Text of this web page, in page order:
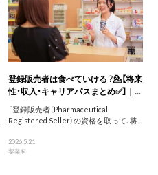
登録販売者は食べていける？💁【将来
性・収入・キャリアパスまとめ✅】｜...
「登録販売者（Pharmaceutical
Registered Seller）の資格を取って、将...
2026.5.21
薬業科